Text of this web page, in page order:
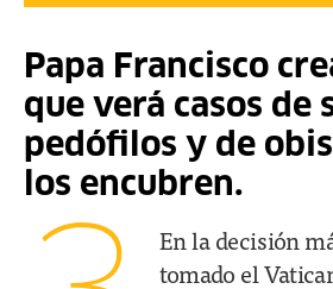
Papa Francisco
que verá casos de
pedófilos y de
los encubren.
En la decisión
tomado el